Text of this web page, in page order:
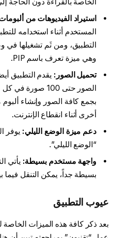
استيراد الفيديوهات من
المستخدم أثناء استخدامه
التطبيق، ومن ثَم تشغيلها في
وهي ميزة تعرف باسم PIP.
تحميل الصور: يقدم التطبيق
الصور حتى 100
بجمع كافة الصور وإنشاء
أخرى أثناء انقطاع الإنترنت.
دعم ميزة الوضع الليلي: يوفر
“الوضع الليلي”.
واجهة مستخدم بسيطة: يأتي
بسيطة جداً، يمكن التنقل فيما
عيوب التطبيق
بعد ذكر كافة هذه الميزات الخاصة